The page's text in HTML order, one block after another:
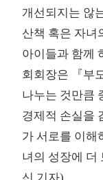
개선되지는 않
산책 혹은 자녀
아이들과 함께
회회장은 『부
나누는 것만큼
경제적 손실을
가 서로를 이해
녀의 성장에 더